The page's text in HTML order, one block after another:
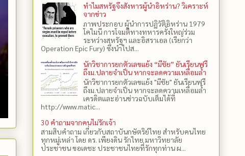
ทำไมสหรัฐจึงสังหารผู้นำอิหร่าน? วิเคราะห์
จากข่าว
ภาพประกอบ ผู้นำการปฏิวัติอิหร่าน 1979
โคไมนี การโจมตีทางทหารครั้งใหญ่ร่วม
ระหว่างสหรัฐฯ และอิสราเอล (เรียกว่า
Operation Epic Fury) ซึ่งนำไปส...
นักวิชาการยกตัวเลขแย้ง “มีชัย” ยันเรียนฟรี
ถึงม.ปลายจำเป็น หากจะลดความเหลื่อมล้ำ
นักวิชาการยกตัวเลขแย้ง "มีชัย" ยันเรียนฟรี
ถึงม.ปลายจำเป็น หากจะลดความเหลื่อมล้ำ
เครดิตและอ่านข่าวฉบับเต็มได้ที่
http://www.matic...
30 คำถามจากคนไม่รักเจ้า
สามสิบคำถาม เกี่ยวกับสถาบันกษัตริย์ไทย สำหรับคนไทย
ทุกหมู่เหล่า โดย ดร.​ เพียงดิน รักไทย มหาวิทยาลัย
ประชาชน ขอเดชะ ประชาชนไทยที่รักทุกท่าน ผ...